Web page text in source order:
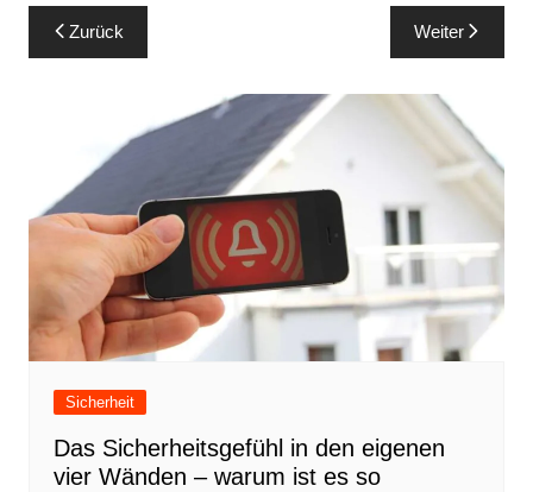
Beitragsnavigation
Zurück Weiter
Sicherheit
Das Sicherheitsgefühl in den eigenen
vier Wänden – warum ist es so